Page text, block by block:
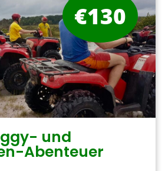
und
Abenteuer
€130